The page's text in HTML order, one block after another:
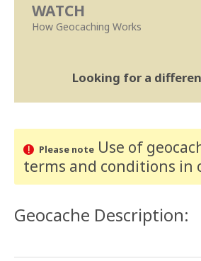
WATCH
How Geocaching Works
Looking for a
Please noteUse of
terms and conditions in
Geocache Description: